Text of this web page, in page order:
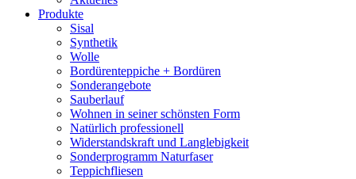
Produkte
Sisal
Synthetik
Wolle
Bordürenteppiche + Bordüren
Sonderangebote
Sauberlauf
Wohnen in seiner schönsten Form
Natürlich professionell
Widerstandskraft und Langlebigkeit
Sonderprogramm Naturfaser
Teppichfliesen